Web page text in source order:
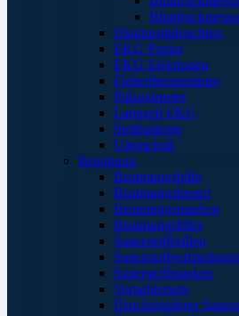
Diagnostikleuchten
EKG Papier
EKG Elektroden
Fieberthermometer
Pulsoximeter
Langzeit EKG
Stethoskope
Ultraschall
Beatmung
Beatmungshilfe
Beatmungsbeutel
Beatmungsmasken
Beatmungsfilter
Sauerstoffbrillen
Sauerstoffmasken
Verneblersets
Druckminderer